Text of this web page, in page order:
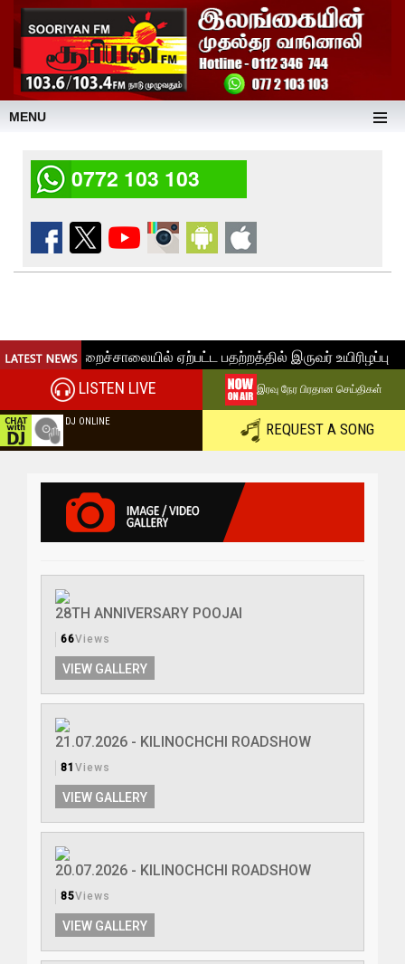
MENU
0772 103 103
LISTEN LIVE இரவு நேர பிரதான செய்திகள்
DJ ONLINE REQUEST A SONG
28TH ANNIVERSARY POOJAI
66Views
VIEW GALLERY
21.07.2026 - KILINOCHCHI ROADSHOW
81 Views
VIEW GALLERY
20.07.2026 - KILINOCHCHI ROADSHOW
85Views
VIEW GALLERY